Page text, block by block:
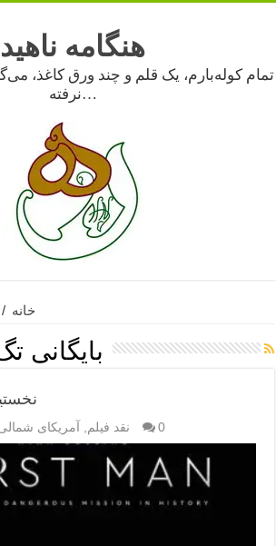
هنگامه ناهید
تمام کوله‌بارم، یک قلم و چند ورق کاغذ،
نرفته…
خانه /
بایگانی
نقد فیلم آمریکای 0